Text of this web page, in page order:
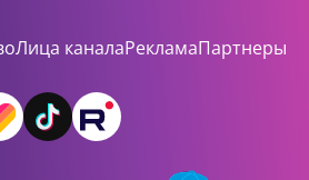
Лица каналаРекламаПартнеры